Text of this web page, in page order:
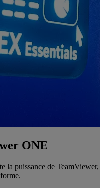
ONE
la puissance de